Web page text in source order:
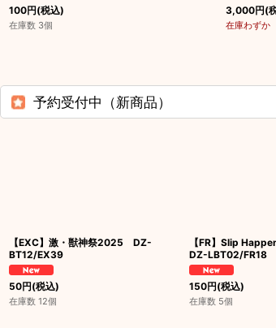
100円(税込)
在庫数 3個
3,000円(
在庫わずか
予約受付中（新商品）
【EXC】激・獣神祭2025 DZ-
BT12/EX39
50円(税込)
在庫数 12個
【FR】Slip
DZ-LBT02/FR18
150円(税込)
在庫数 5個